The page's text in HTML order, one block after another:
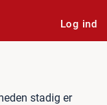
Log ind
stadig er